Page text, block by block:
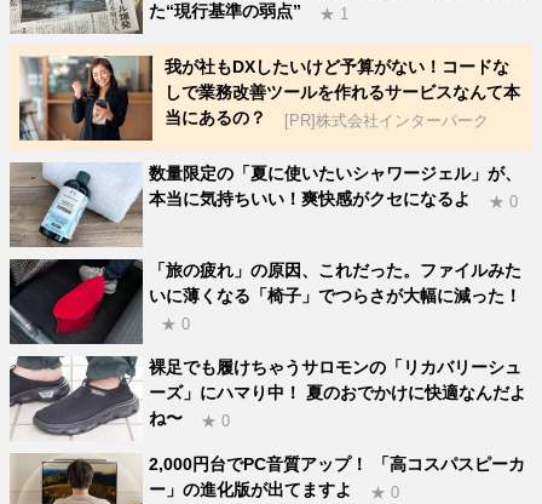
た“現行基準の弱点”
★ 1
我が社もDXしたいけど予算がない！コードな
しで業務改善ツールを作れるサービスなんて本
当にあるの？
[PR]株式会社インターパーク
数量限定の「夏に使いたいシャワージェル」が、
本当に気持ちいい！爽快感がクセになるよ
★ 0
「旅の疲れ」の原因、これだった。ファイルみた
いに薄くなる「椅子」でつらさが大幅に減った！
★ 0
裸足でも履けちゃうサロモンの「リカバリーシュ
ーズ」にハマり中！ 夏のおでかけに快適なんだよ
ね〜
★ 0
2,000円台でPC音質アップ！ 「高コスパスピーカ
ー」の進化版が出てますよ
★ 0